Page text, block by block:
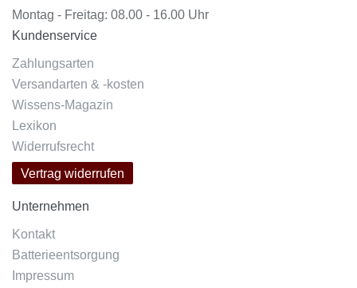
Montag - Freitag: 08.00 - 16.00 Uhr
Kundenservice
Zahlungsarten
Versandarten & -kosten
Wissens-Magazin
Lexikon
Widerrufsrecht
Vertrag widerrufen
Unternehmen
Kontakt
Batterieentsorgung
Impressum